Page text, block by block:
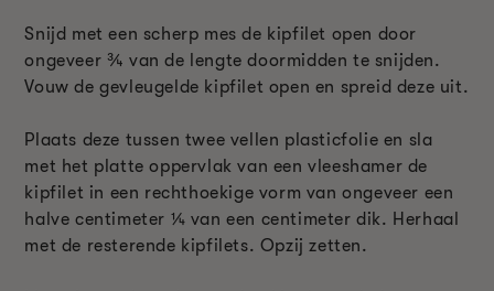
Snijd met een scherp mes de kipfilet open door
ongeveer ¾ van de lengte doormidden te snijden.
Vouw de gevleugelde kipfilet open en spreid deze uit.
Plaats deze tussen twee vellen plasticfolie en sla
met het platte oppervlak van een vleeshamer de
kipfilet in een rechthoekige vorm van ongeveer een
halve centimeter ¼ van een centimeter dik. Herhaal
met de resterende kipfilets. Opzij zetten.